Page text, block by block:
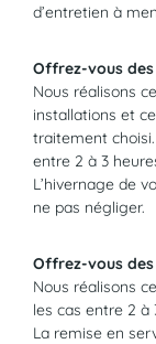
d’entretien à
Offrez-vous des
Nous réalisons
installations et
traitement
entre 2 à 3
L’hivernage de
ne pas négliger.
Offrez-vous des
Nous réalisons
les cas entre 2 à
La remise en